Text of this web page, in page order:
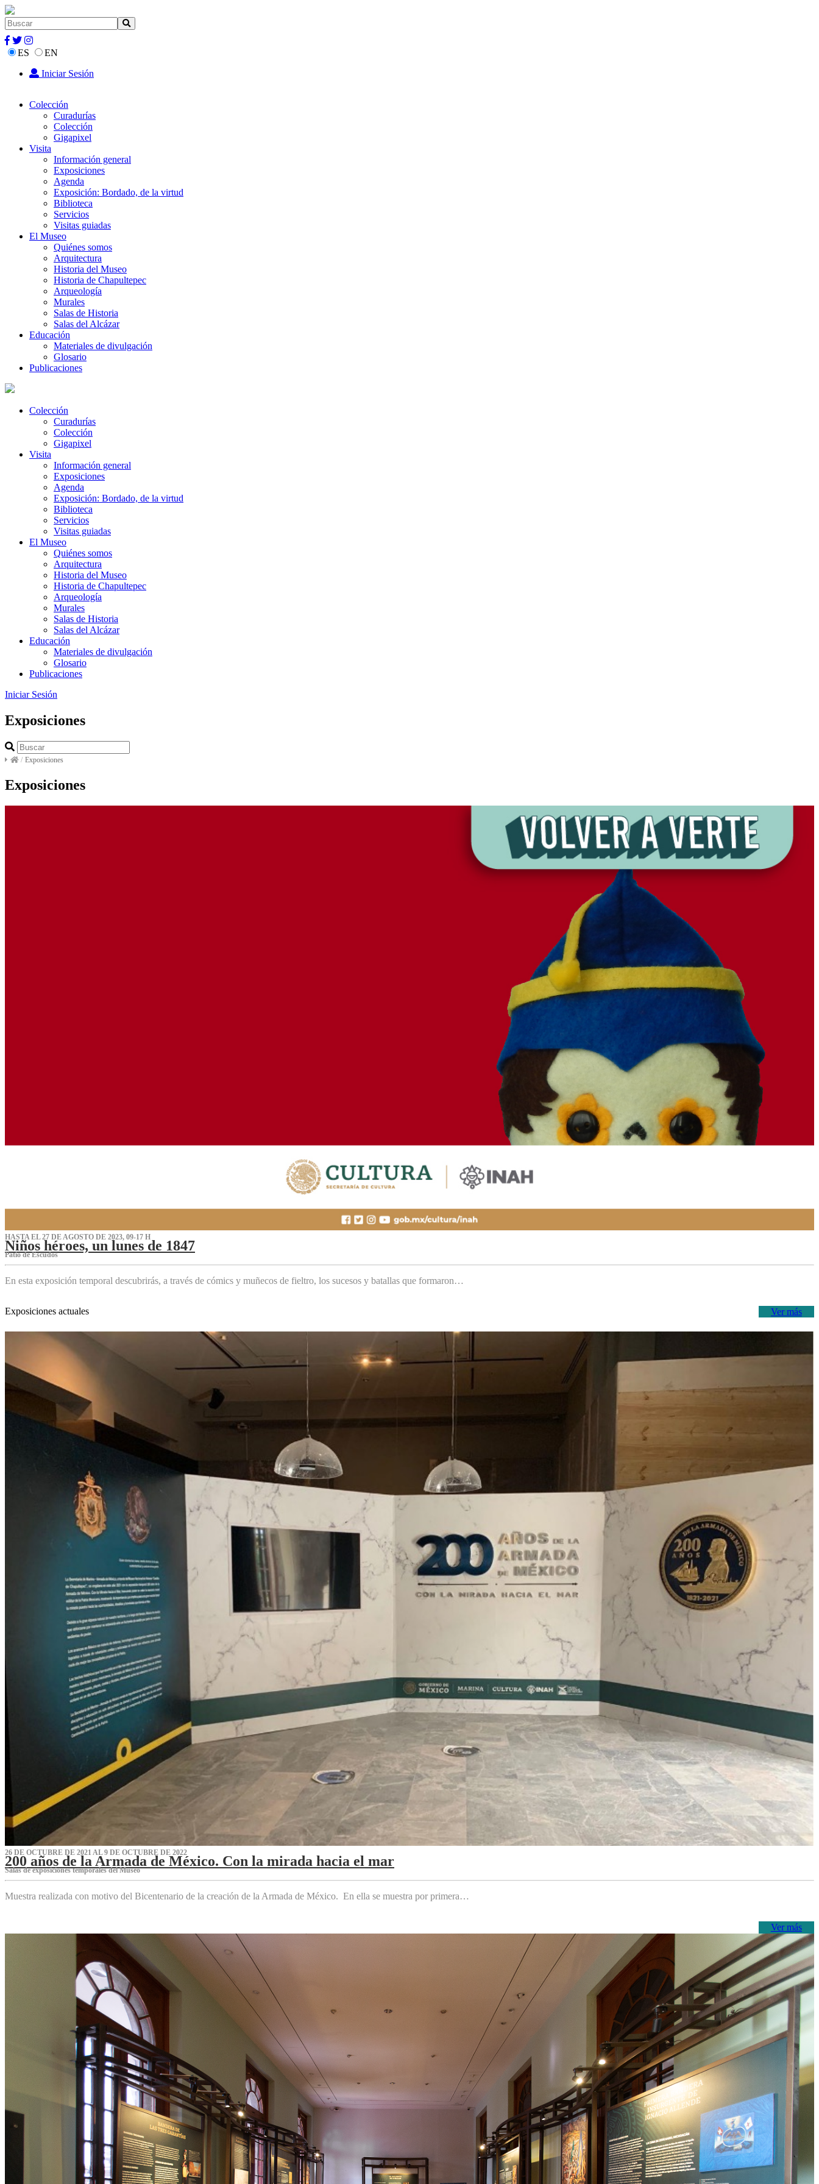
ES
EN
Iniciar Sesión
Colección
Curadurías
Colección
Gigapixel
Visita
Información general
Exposiciones
Agenda
Exposición: Bordado, de la virtud
Biblioteca
Servicios
Visitas guiadas
El Museo
Quiénes somos
Arquitectura
Historia del Museo
Historia de Chapultepec
Arqueología
Murales
Salas de Historia
Salas del Alcázar
Educación
Materiales de divulgación
Glosario
Publicaciones
Colección
Curadurías
Colección
Gigapixel
Visita
Información general
Exposiciones
Agenda
Exposición: Bordado, de la virtud
Biblioteca
Servicios
Visitas guiadas
El Museo
Quiénes somos
Arquitectura
Historia del Museo
Historia de Chapultepec
Arqueología
Murales
Salas de Historia
Salas del Alcázar
Educación
Materiales de divulgación
Glosario
Publicaciones
Iniciar Sesión
Exposiciones
/ Exposiciones
Exposiciones
HASTA EL 27 DE AGOSTO DE 2023, 09-17 H
Niños héroes, un lunes de 1847
Patio de Escudos
En esta exposición temporal descubrirás, a través de cómics y muñecos de fieltro, los sucesos y batallas que formaron…
Ver más
Exposiciones actuales
26 DE OCTUBRE DE 2021 AL 9 DE OCTUBRE DE 2022
200 años de la Armada de México. Con la mirada hacia el mar
Salas de exposiciones temporales del Museo‌
Muestra realizada con motivo del Bicentenario de la creación de la Armada de México. En ella se muestra por primera…
Ver más